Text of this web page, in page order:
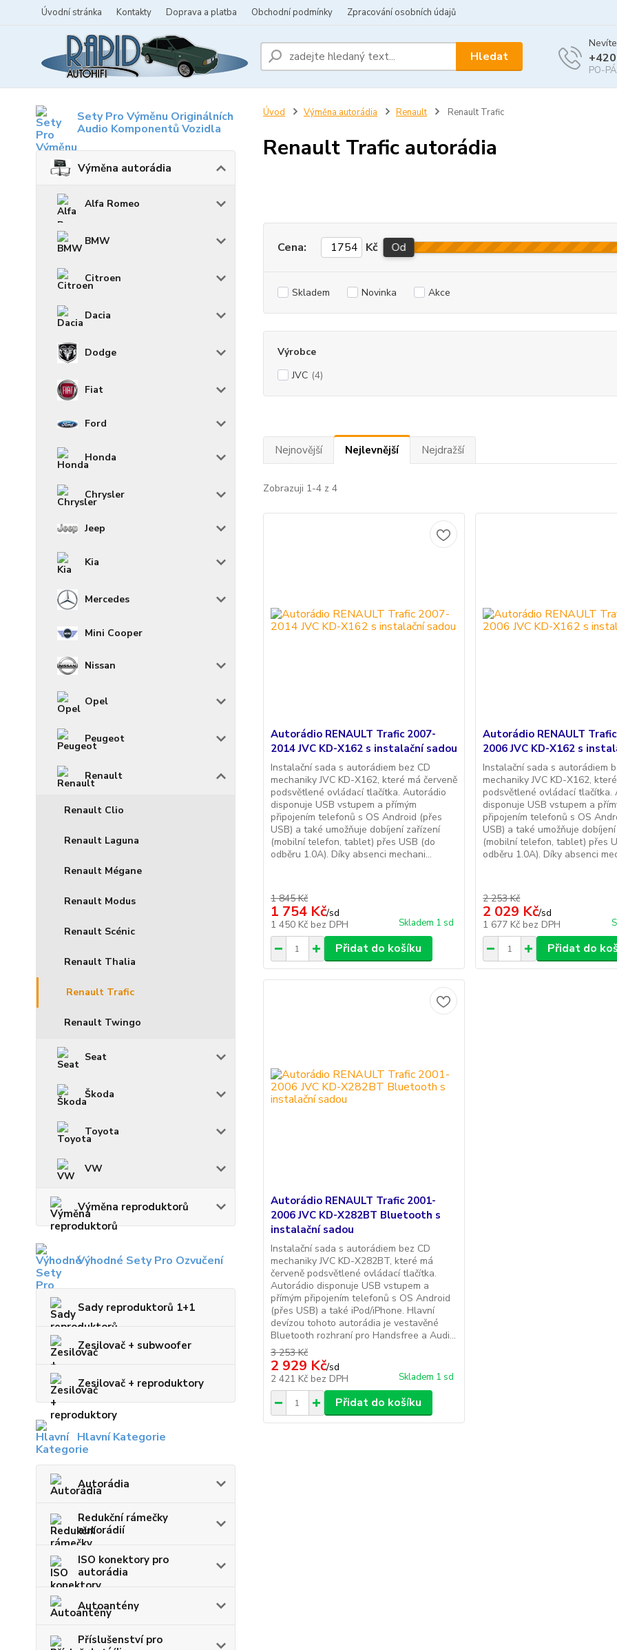
Úvodní stránka Kontakty Doprava a platba Obchodní podmínky Zpracování osobních údajů
Hledat
PO-
Sety Pro Výměnu Originálních
Audio Komponentů Vozidla
Výměna autorádia
Alfa Romeo
BMW
Citroen
Dacia
Dodge
Fiat
Ford
Honda
Chrysler
Jeep
Kia
Mercedes
Mini Cooper
Nissan
Opel
Peugeot
Renault
Renault Clio
Renault Laguna
Renault Mégane
Renault Modus
Renault Scénic
Renault Thalia
Renault Trafic
Renault Twingo
Seat
Škoda
Toyota
VW
Výměna reproduktorů
Výhodné Sety Pro Ozvučení
Sady reproduktorů 1+1
Zesilovač + subwoofer
Zesilovač + reproduktory
Hlavní Kategorie
Autorádia
Redukční rámečky
autorádií
ISO konektory pro
autorádia
Autoantény
Příslušenství pro
Úvod Výměna autorádia Renault Renault Trafic
Renault Trafic autorádia
Cena: Kč Od
Skladem Novinka Akce
Výrobce
JVC (4)
Nejnovější Nejlevnější Nejdražší
Zobrazuji 1-4 z 4
Autorádio RENAULT Trafic 2007-
2014 JVC KD-X162 s instalační sadou
Instalační sada s autorádiem bez CD
mechaniky JVC KD-X162, které má červeně
podsvětlené ovládací tlačítka. Autorádio
disponuje USB vstupem a přímým
připojením telefonů s OS Android (přes
USB) a také umožňuje dobíjení zařízení
(mobilní telefon, tablet) přes USB (do
odběru 1.0A). Díky absenci mechani...
1 845 Kč
1 754 Kč/sd
1 450 Kč bez DPH Skladem 1 sd
Přidat do košíku
Autorádio RENAULT
2006 JVC KD-X162 s
Instalační sada s autorádiem
mechaniky JVC KD-X162,
podsvětlené ovládací tlačítka.
disponuje USB vstupem a
připojením telefonů s OS
USB) a také umožňuje
(mobilní telefon, tablet) přes
odběru 1.0A). Díky absenci
2 253 Kč
2 029 Kč/sd
1 677 Kč bez DPH
Přidat do
Autorádio RENAULT Trafic 2001-
2006 JVC KD-X282BT Bluetooth s
instalační sadou
Instalační sada s autorádiem bez CD
mechaniky JVC KD-X282BT, které má
červeně podsvětlené ovládací tlačítka.
Autorádio disponuje USB vstupem a
přímým připojením telefonů s OS Android
(přes USB) a také iPod/iPhone. Hlavní
devízou tohoto autorádia je vestavěné
Bluetooth rozhraní pro Handsfree a Audi...
3 253 Kč
2 929 Kč/sd
2 421 Kč bez DPH Skladem 1 sd
Přidat do košíku